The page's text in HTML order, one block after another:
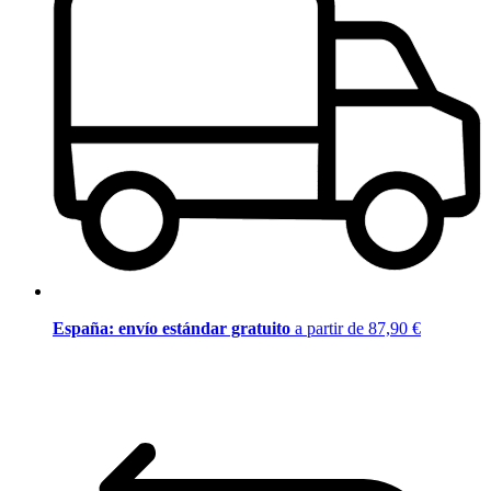
España: envío estándar gratuito a partir de 87,90 €